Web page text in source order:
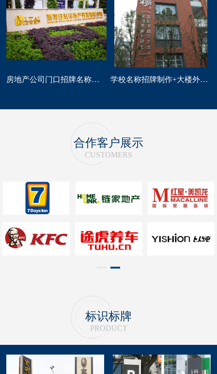
房地产公司门口招牌名称广告字制作 学校名称招牌制作+大楼外墙字制作
合作客户展示
CUSTOMERS
标识标牌
PRODUCT